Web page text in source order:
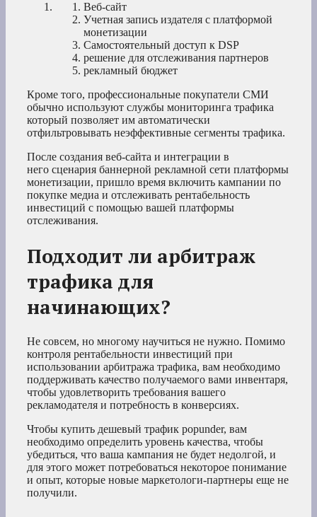
Веб-сайт
Учетная запись издателя с платформой
монетизации
Самостоятельный доступ к DSP
решение для отслеживания партнеров
рекламный бюджет
Кроме того, профессиональные покупатели СМИ
обычно используют службы мониторинга трафика
который позволяет им автоматически
отфильтровывать неэффективные сегменты трафика.
После создания веб-сайта и интеграции в
него сценария баннерной рекламной сети платформы
монетизации, пришло время включить кампании по
покупке медиа и отслеживать рентабельность
инвестиций с помощью вашей платформы
отслеживания.
Подходит ли арбитраж
трафика для
начинающих?
Не совсем, но многому научиться не нужно. Помимо
контроля рентабельности инвестиций при
использовании арбитража трафика, вам необходимо
поддерживать качество получаемого вами инвентаря,
чтобы удовлетворить требования вашего
рекламодателя и потребность в конверсиях.
Чтобы купить дешевый трафик popunder, вам
необходимо определить уровень качества, чтобы
убедиться, что ваша кампания не будет недолгой, и
для этого может потребоваться некоторое понимание
и опыт, которые новые маркетологи-партнеры еще не
получили.